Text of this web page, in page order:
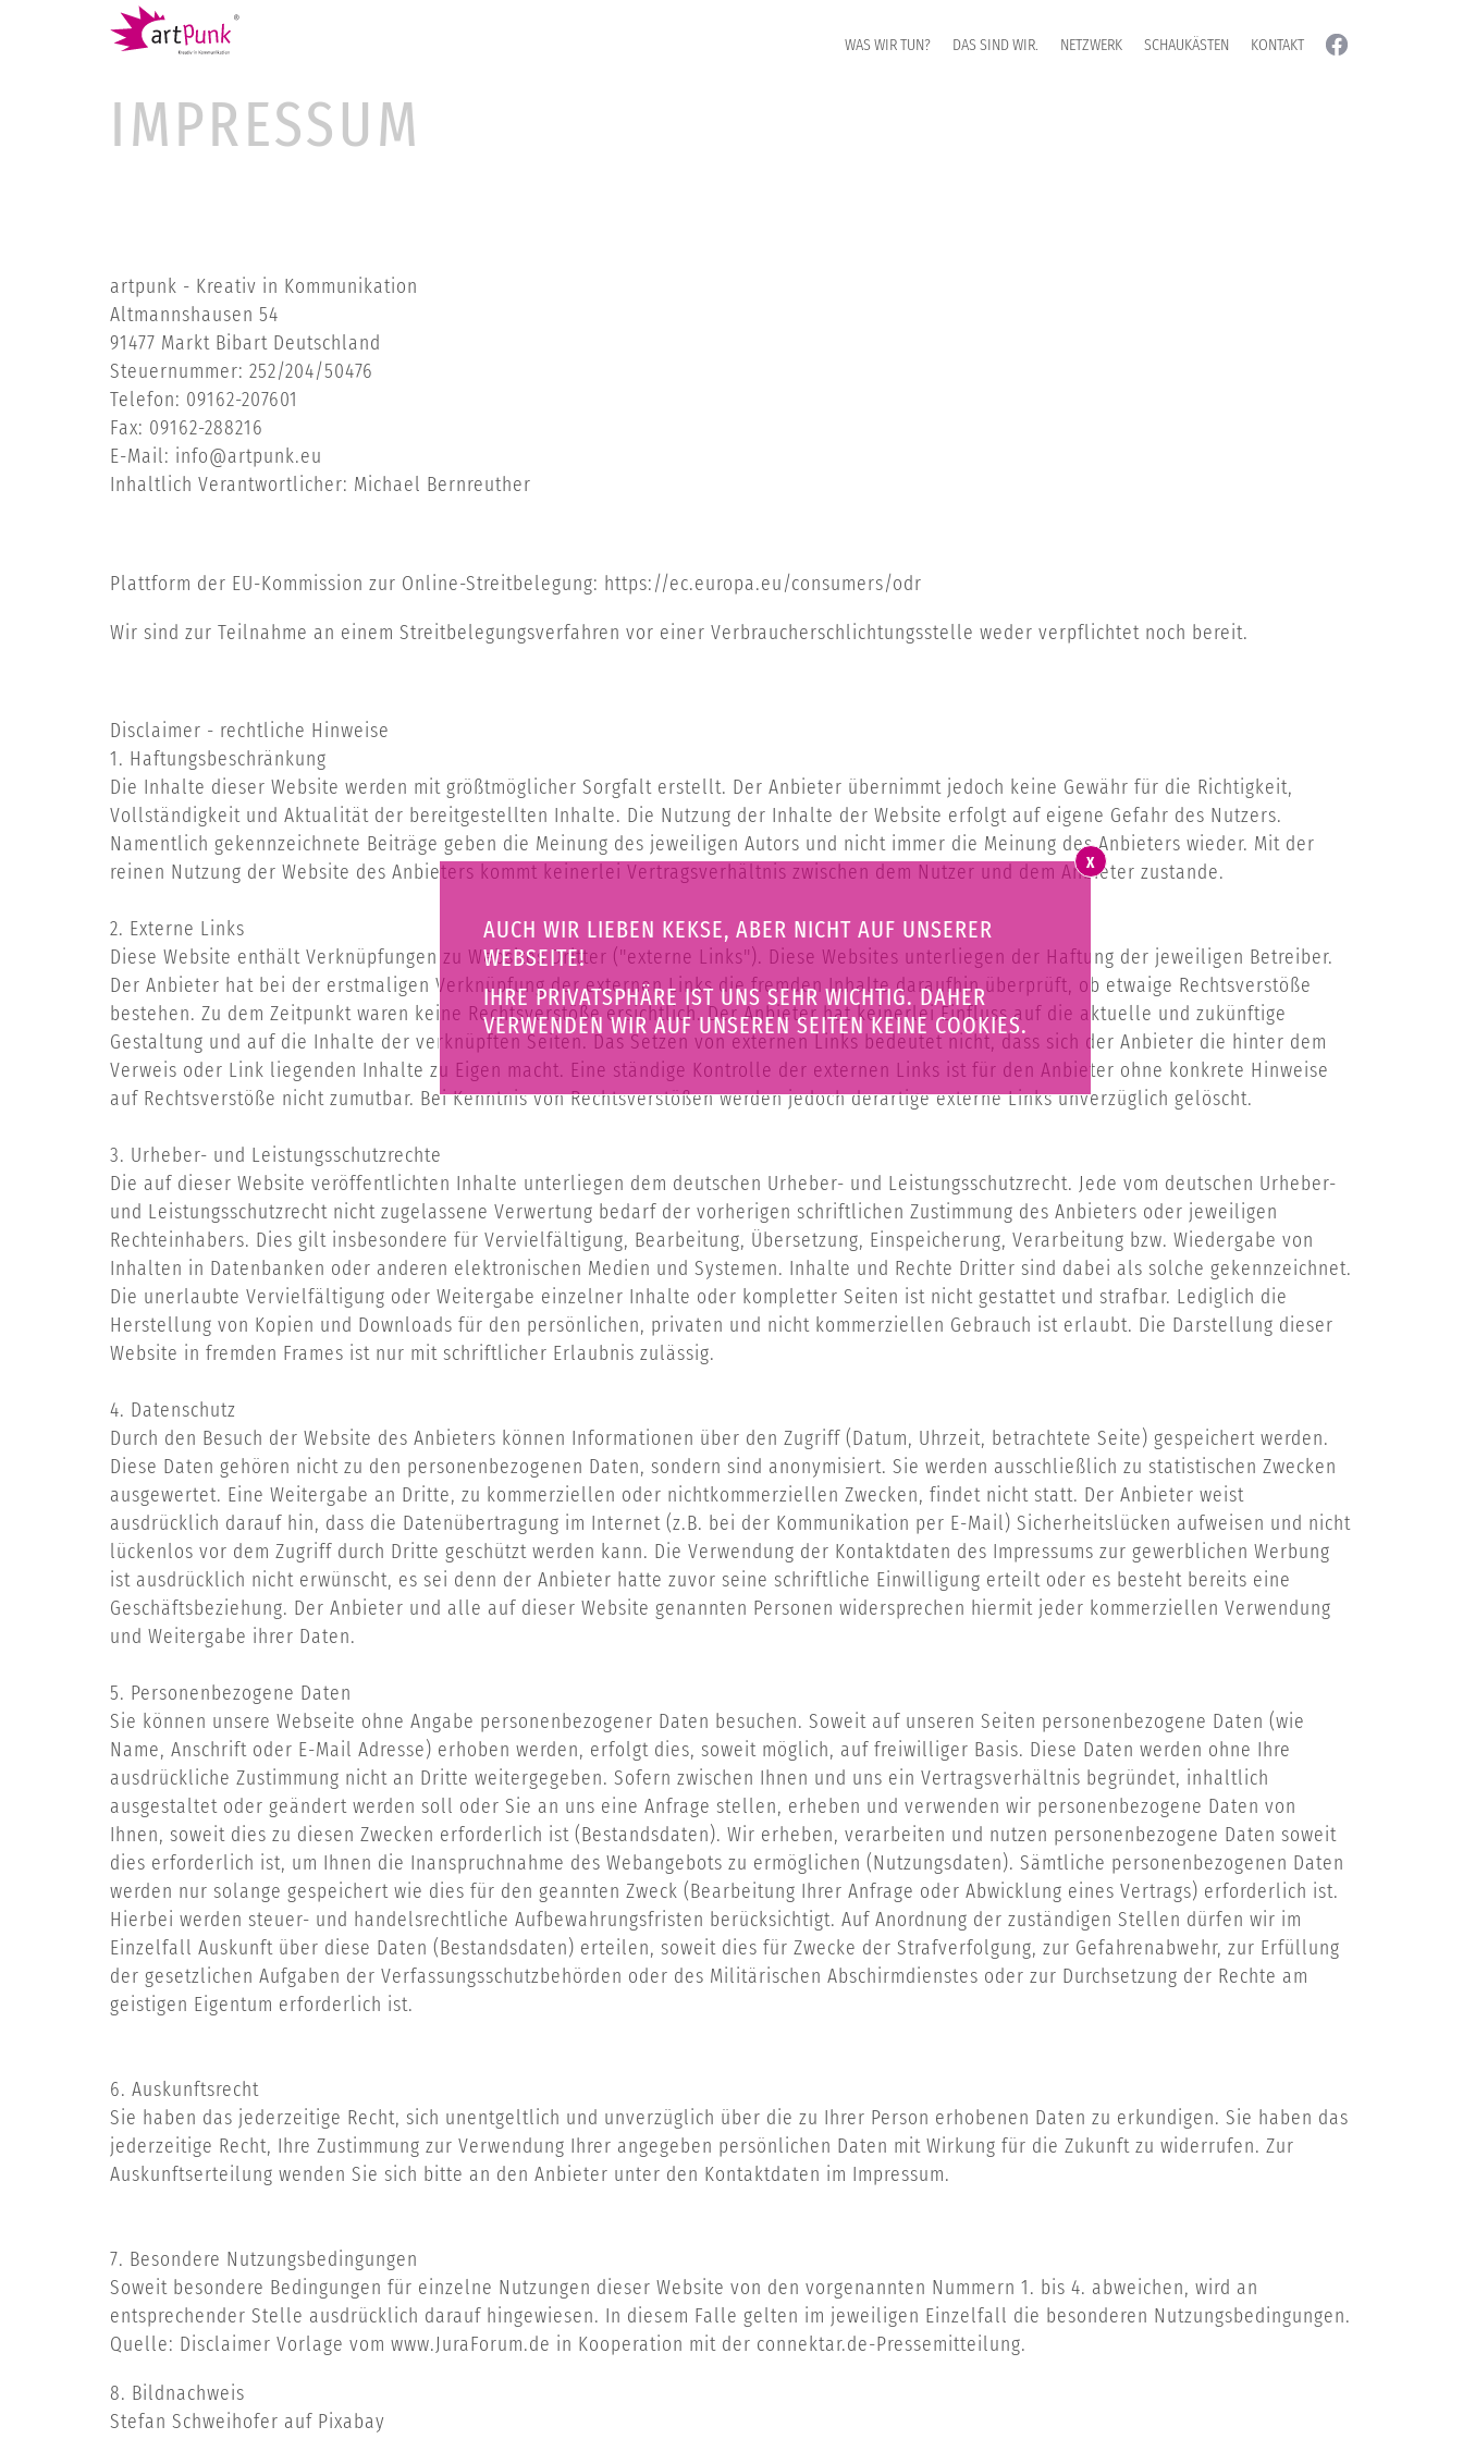
X
AUCH WIR LIEBEN KEKSE, ABER NICHT AUF UNSERER
WEBSEITE!
IHRE PRIVATSPHÄRE IST UNS SEHR WICHTIG. DAHER
VERWENDEN WIR AUF UNSEREN SEITEN KEINE COOKIES.
WAS WIR TUN? DAS SIND WIR. NETZWERK SCHAUKÄSTEN KONTAKT
IMPRESSUM
artpunk - Kreativ in Kommunikation
Altmannshausen 54
91477 Markt Bibart Deutschland
Steuernummer: 252/204/50476
Telefon: 09162-207601
Fax: 09162-288216
E-Mail: info@artpunk.eu
Inhaltlich Verantwortlicher: Michael Bernreuther
Plattform der EU-Kommission zur Online-Streitbelegung: https://ec.europa.eu/consumers/odr
Wir sind zur Teilnahme an einem Streitbelegungsverfahren vor einer Verbraucherschlichtungsstelle weder verpflichtet noch bereit.
Disclaimer - rechtliche Hinweise
1. Haftungsbeschränkung
Die Inhalte dieser Website werden mit größtmöglicher Sorgfalt erstellt. Der Anbieter übernimmt jedoch keine Gewähr für die Richtigkeit,
Vollständigkeit und Aktualität der bereitgestellten Inhalte. Die Nutzung der Inhalte der Website erfolgt auf eigene Gefahr des Nutzers.
Namentlich gekennzeichnete Beiträge geben die Meinung des jeweiligen Autors und nicht immer die Meinung des Anbieters wieder. Mit der
reinen Nutzung der Website des Anbieters kommt keinerlei Vertragsverhältnis zwischen dem Nutzer und dem Anbieter zustande.
2. Externe Links
Diese Website enthält Verknüpfungen zu Websites Dritter ("externe Links"). Diese Websites unterliegen der Haftung der jeweiligen Betreiber.
Der Anbieter hat bei der erstmaligen Verknüpfung der externen Links die fremden Inhalte daraufhin überprüft, ob etwaige Rechtsverstöße
bestehen. Zu dem Zeitpunkt waren keine Rechtsverstöße ersichtlich. Der Anbieter hat keinerlei Einfluss auf die aktuelle und zukünftige
Gestaltung und auf die Inhalte der verknüpften Seiten. Das Setzen von externen Links bedeutet nicht, dass sich der Anbieter die hinter dem
Verweis oder Link liegenden Inhalte zu Eigen macht. Eine ständige Kontrolle der externen Links ist für den Anbieter ohne konkrete Hinweise
auf Rechtsverstöße nicht zumutbar. Bei Kenntnis von Rechtsverstößen werden jedoch derartige externe Links unverzüglich gelöscht.
3. Urheber- und Leistungsschutzrechte
Die auf dieser Website veröffentlichten Inhalte unterliegen dem deutschen Urheber- und Leistungsschutzrecht. Jede vom deutschen Urheber-
und Leistungsschutzrecht nicht zugelassene Verwertung bedarf der vorherigen schriftlichen Zustimmung des Anbieters oder jeweiligen
Rechteinhabers. Dies gilt insbesondere für Vervielfältigung, Bearbeitung, Übersetzung, Einspeicherung, Verarbeitung bzw. Wiedergabe von
Inhalten in Datenbanken oder anderen elektronischen Medien und Systemen. Inhalte und Rechte Dritter sind dabei als solche gekennzeichnet.
Die unerlaubte Vervielfältigung oder Weitergabe einzelner Inhalte oder kompletter Seiten ist nicht gestattet und strafbar. Lediglich die
Herstellung von Kopien und Downloads für den persönlichen, privaten und nicht kommerziellen Gebrauch ist erlaubt. Die Darstellung dieser
Website in fremden Frames ist nur mit schriftlicher Erlaubnis zulässig.
4. Datenschutz
Durch den Besuch der Website des Anbieters können Informationen über den Zugriff (Datum, Uhrzeit, betrachtete Seite) gespeichert werden.
Diese Daten gehören nicht zu den personenbezogenen Daten, sondern sind anonymisiert. Sie werden ausschließlich zu statistischen Zwecken
ausgewertet. Eine Weitergabe an Dritte, zu kommerziellen oder nichtkommerziellen Zwecken, findet nicht statt. Der Anbieter weist
ausdrücklich darauf hin, dass die Datenübertragung im Internet (z.B. bei der Kommunikation per E-Mail) Sicherheitslücken aufweisen und nicht
lückenlos vor dem Zugriff durch Dritte geschützt werden kann. Die Verwendung der Kontaktdaten des Impressums zur gewerblichen Werbung
ist ausdrücklich nicht erwünscht, es sei denn der Anbieter hatte zuvor seine schriftliche Einwilligung erteilt oder es besteht bereits eine
Geschäftsbeziehung. Der Anbieter und alle auf dieser Website genannten Personen widersprechen hiermit jeder kommerziellen Verwendung
und Weitergabe ihrer Daten.
5. Personenbezogene Daten
Sie können unsere Webseite ohne Angabe personenbezogener Daten besuchen. Soweit auf unseren Seiten personenbezogene Daten (wie
Name, Anschrift oder E-Mail Adresse) erhoben werden, erfolgt dies, soweit möglich, auf freiwilliger Basis. Diese Daten werden ohne Ihre
ausdrückliche Zustimmung nicht an Dritte weitergegeben. Sofern zwischen Ihnen und uns ein Vertragsverhältnis begründet, inhaltlich
ausgestaltet oder geändert werden soll oder Sie an uns eine Anfrage stellen, erheben und verwenden wir personenbezogene Daten von
Ihnen, soweit dies zu diesen Zwecken erforderlich ist (Bestandsdaten). Wir erheben, verarbeiten und nutzen personenbezogene Daten soweit
dies erforderlich ist, um Ihnen die Inanspruchnahme des Webangebots zu ermöglichen (Nutzungsdaten). Sämtliche personenbezogenen Daten
werden nur solange gespeichert wie dies für den geannten Zweck (Bearbeitung Ihrer Anfrage oder Abwicklung eines Vertrags) erforderlich ist.
Hierbei werden steuer- und handelsrechtliche Aufbewahrungsfristen berücksichtigt. Auf Anordnung der zuständigen Stellen dürfen wir im
Einzelfall Auskunft über diese Daten (Bestandsdaten) erteilen, soweit dies für Zwecke der Strafverfolgung, zur Gefahrenabwehr, zur Erfüllung
der gesetzlichen Aufgaben der Verfassungsschutzbehörden oder des Militärischen Abschirmdienstes oder zur Durchsetzung der Rechte am
geistigen Eigentum erforderlich ist.
6. Auskunftsrecht
Sie haben das jederzeitige Recht, sich unentgeltlich und unverzüglich über die zu Ihrer Person erhobenen Daten zu erkundigen. Sie haben das
jederzeitige Recht, Ihre Zustimmung zur Verwendung Ihrer angegeben persönlichen Daten mit Wirkung für die Zukunft zu widerrufen. Zur
Auskunftserteilung wenden Sie sich bitte an den Anbieter unter den Kontaktdaten im Impressum.
7. Besondere Nutzungsbedingungen
Soweit besondere Bedingungen für einzelne Nutzungen dieser Website von den vorgenannten Nummern 1. bis 4. abweichen, wird an
entsprechender Stelle ausdrücklich darauf hingewiesen. In diesem Falle gelten im jeweiligen Einzelfall die besonderen Nutzungsbedingungen.
Quelle: Disclaimer Vorlage vom www.JuraForum.de in Kooperation mit der connektar.de-Pressemitteilung.
8. Bildnachweis
Stefan Schweihofer auf Pixabay